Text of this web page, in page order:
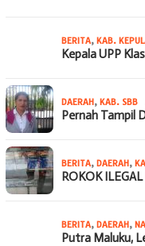
BERITA, KAB.
Kepala UPP
DAERAH, KAB. SBB
Pernah Tampil
BERITA, DAERAH,
ROKOK
BERITA, DAERAH,
Putra Maluku,